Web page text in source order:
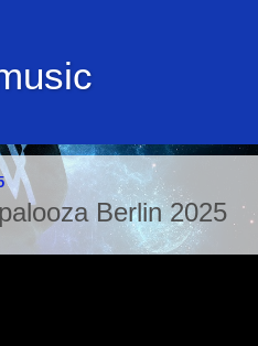
Berlin 2025